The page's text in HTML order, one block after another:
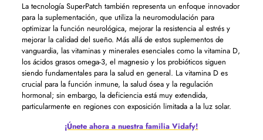
La tecnología SuperPatch también representa un enfoque innovador
para la suplementación, que utiliza la neuromodulación para
optimizar la función neurológica, mejorar la resistencia al estrés y
mejorar la calidad del sueño. Más allá de estos suplementos de
vanguardia, las vitaminas y minerales esenciales como la vitamina D,
los ácidos grasos omega-3, el magnesio y los probióticos siguen
siendo fundamentales para la salud en general. La vitamina D es
crucial para la función inmune, la salud ósea y la regulación
hormonal; sin embargo, la deficiencia está muy extendida,
particularmente en regiones con exposición limitada a la luz solar.
¡Únete ahora a nuestra familia Vidafy!